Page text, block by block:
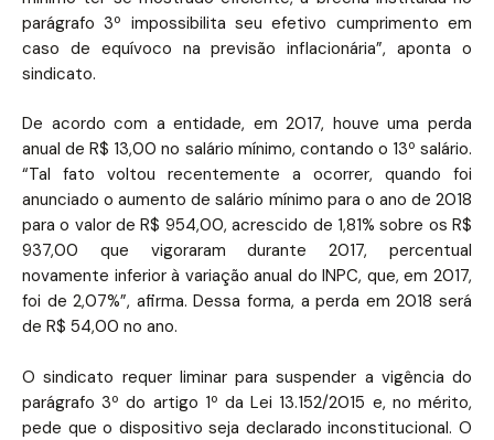
parágrafo 3º impossibilita seu efetivo cumprimento em
caso de equívoco na previsão inflacionária”, aponta o
sindicato.
De acordo com a entidade, em 2017, houve uma perda
anual de R$ 13,00 no salário mínimo, contando o 13º salário.
“Tal fato voltou recentemente a ocorrer, quando foi
anunciado o aumento de salário mínimo para o ano de 2018
para o valor de R$ 954,00, acrescido de 1,81% sobre os R$
937,00 que vigoraram durante 2017, percentual
novamente inferior à variação anual do INPC, que, em 2017,
foi de 2,07%”, afirma. Dessa forma, a perda em 2018 será
de R$ 54,00 no ano.
O sindicato requer liminar para suspender a vigência do
parágrafo 3º do artigo 1º da Lei 13.152/2015 e, no mérito,
pede que o dispositivo seja declarado inconstitucional. O